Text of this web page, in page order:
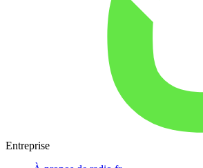
Entreprise